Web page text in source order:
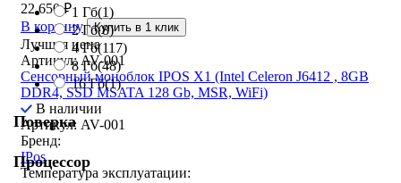
1 Гб(1)
2 Гб(8)
4 Гб(117)
8 Гб(48)
16 Гб(1)
Поверка
Процессор
22 650₽
В корзину
Купить в 1 клик
Лучшая цена
Артикул: AV-001
Сенсорный моноблок IPOS X1 (Intel Celeron J6412 , 8GB
DDR4, SSD MSATA 128 Gb, MSR, WiFi)
В наличии
Артикул: AV-001
Бренд:
IPos
Температура эксплуатации: